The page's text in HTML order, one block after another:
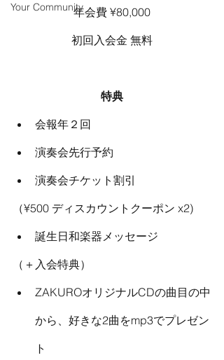
Your Community年会費 ¥80,000
初回入会金 無料
特典
会報年２回
演奏会先行予約
演奏会チケット割引
（¥500 ディスカウントクーポン x2)
誕生日和楽器メッセージ
（＋入会特典）
ZAKUROオリジナルCDの曲目の中
から、好きな2曲をmp3でプレゼン
ト